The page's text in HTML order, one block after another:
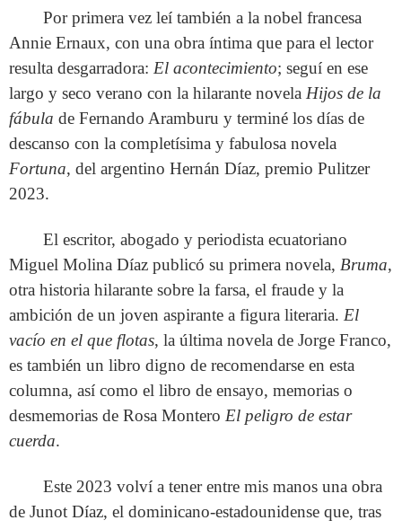
Por primera vez leí también a la nobel francesa
Annie Ernaux, con una obra íntima que para el lector
resulta desgarradora: El acontecimiento; seguí en ese
largo y seco verano con la hilarante novela Hijos de la
fábula de Fernando Aramburu y terminé los días de
descanso con la completísima y fabulosa novela
Fortuna, del argentino Hernán Díaz, premio Pulitzer
2023.
El escritor, abogado y periodista ecuatoriano
Miguel Molina Díaz publicó su primera novela, Bruma,
otra historia hilarante sobre la farsa, el fraude y la
ambición de un joven aspirante a figura literaria. El
vacío en el que flotas, la última novela de Jorge Franco,
es también un libro digno de recomendarse en esta
columna, así como el libro de ensayo, memorias o
desmemorias de Rosa Montero El peligro de estar
cuerda.
Este 2023 volví a tener entre mis manos una obra
de Junot Díaz, el dominicano-estadounidense que, tras